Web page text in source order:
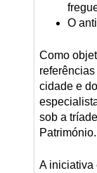
O
Como
cidade e
sob a
Património.
A iniciativa